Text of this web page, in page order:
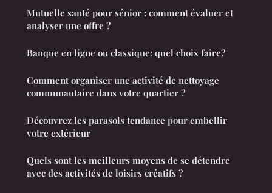
Mutuelle santé pour sénior : comment évaluer et
analyser une offre ?
Banque en ligne ou classique: quel choix faire?
Comment organiser une activité de nettoyage
communautaire dans votre quartier ?
Découvrez les parasols tendance pour embellir
votre extérieur
Quels sont les meilleurs moyens de se détendre
avec des activités de loisirs créatifs ?